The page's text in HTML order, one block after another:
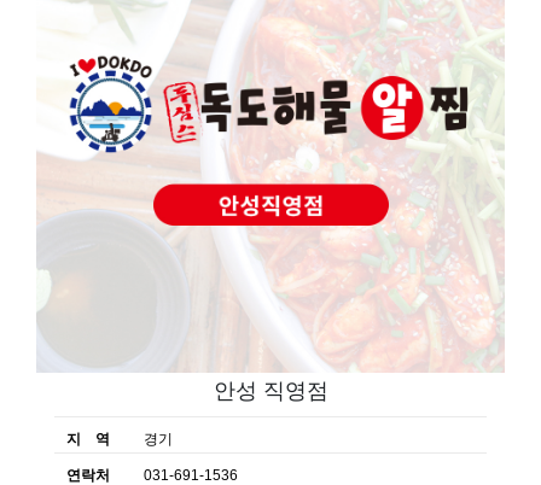
안성 직영점
지 역 경기
연락처 031-691-1536